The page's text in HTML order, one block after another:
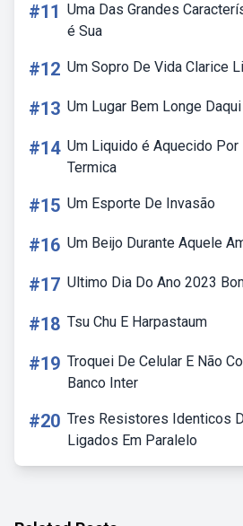
#11 Uma Das Grandes
é Sua
#12 Um Sopro De Vida Clarice
#13 Um Lugar Bem Longe
#14 Um Liquido é Aquecido
Termica
#15 Um Esporte De Invasão
#16 Um Beijo Durante Aquele
#17 Ultimo Dia Do Ano 2023
#18 Tsu Chu E Harpastaum
#19 Troquei De Celular E Não
Banco Inter
#20 Tres Resistores Identicos
Ligados Em Paralelo